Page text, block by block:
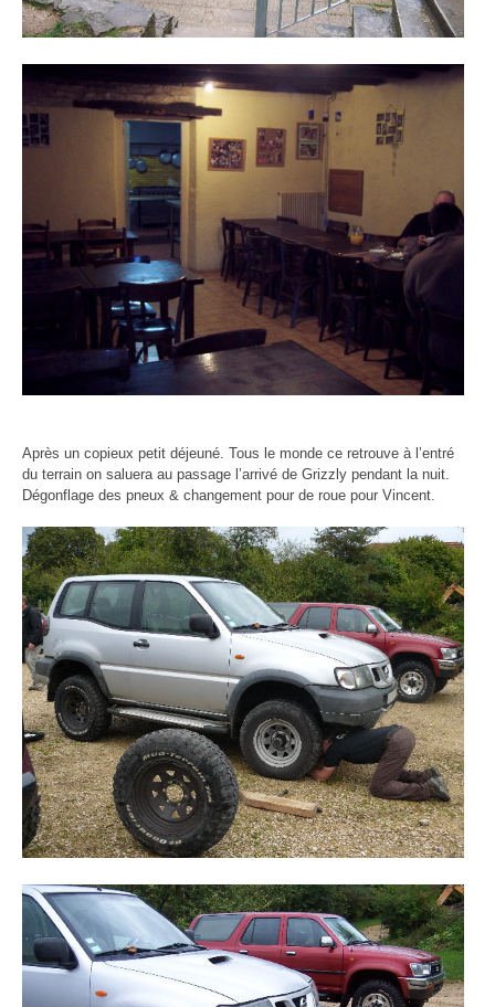
Après un copieux petit déjeuné. Tous le monde ce retrouve à l’entré
du terrain on saluera au passage l’arrivé de Grizzly pendant la nuit.
Dégonflage des pneux & changement pour de roue pour Vincent.